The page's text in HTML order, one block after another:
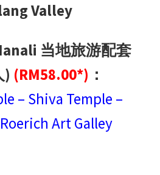
Valley
当地旅游配套
) (RM58.00*) ：
– Shiva Temple –
Art Galley